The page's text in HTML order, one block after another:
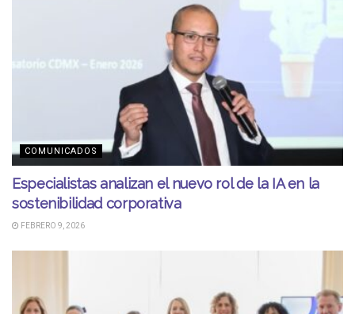
COMUNICADOS
Especialistas analizan el nuevo rol de la IA en la
sostenibilidad corporativa
FEBRERO 9, 2026